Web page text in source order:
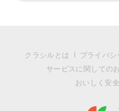
クラシルとは プライバ
サービスに関しての
おいしく安